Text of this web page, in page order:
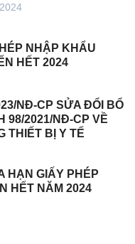
NHẬP KHẨU
HẾT 2024
NĐ-CP SỬA ĐỔI BỔ
98/2021/NĐ-CP VỀ
THIẾT BỊ Y TẾ
HẠN GIẤY PHÉP
HẾT NĂM 2024